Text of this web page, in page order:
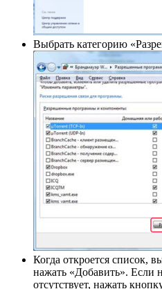
Выбрать категорию
Когда откроется список,
нажать «Добавить». Если
отсутствует, нажать